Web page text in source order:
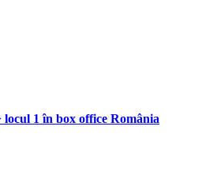
1 în box office România